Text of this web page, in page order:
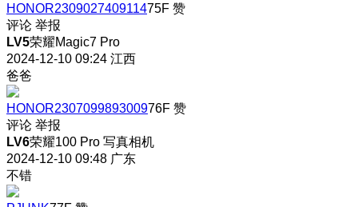
HONOR230902740911475F 赞
评论 举报
LV5荣耀Magic7 Pro
2024-12-10 09:24 江西
爸爸
HONOR230709989300976F 赞
评论 举报
LV6荣耀100 Pro 写真相机
2024-12-10 09:48 广东
不错